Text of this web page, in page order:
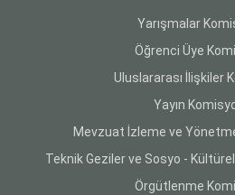
Yarışmalar
Öğrenci Üye
Uluslararası İlişkiler
Yayın
Mevzuat İzleme ve
Teknik Geziler ve Sosyo -
Örgütlenme